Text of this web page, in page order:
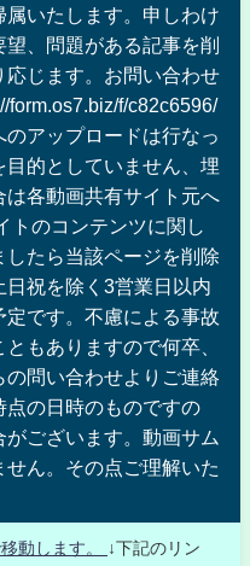
いたします。申しわけ
、問題がある記事を削
応じます。お問い合わせ
form.os7.biz/f/c82c6596/
アップロードは行なっ
的としていません、埋
各動画共有サイト元へ
トのコンテンツに関し
たら当該ページを削除
日祝を除く3営業日以内
です。不慮による事故
もありますので何卒、
の問い合わせよりご連絡
点の日時のものですの
ございます。動画サム
ん。その点ご理解いた
動します。
↓下記のリン